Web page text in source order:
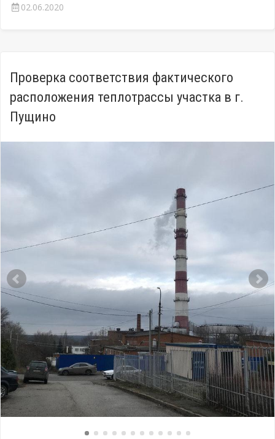
02.06.2020
Проверка соответствия фактического
расположения теплотрассы участка в г.
Пущино